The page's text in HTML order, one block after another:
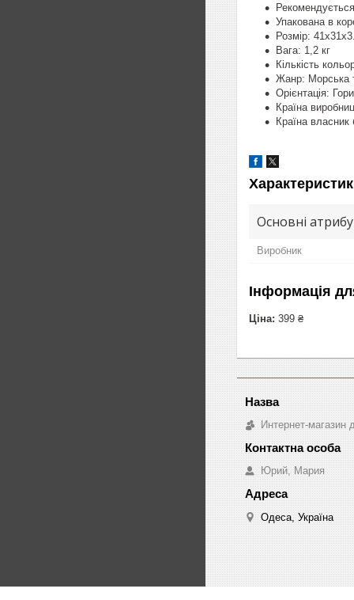
Упакована в
Розмір:
Вага: 1,2 кг
Кількість
Жанр: Морська
Орієнтація:
Країна
Країна власник
Основні
Виробник
Інформація
Ціна: 399 ₴
Интернет-магазин
Юрий, Мария
Одеса, Україна